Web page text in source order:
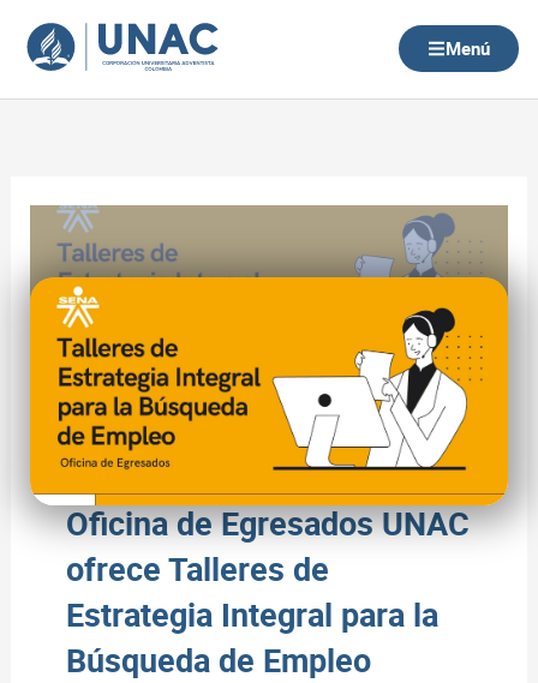
contenido
Menú
Oficina de Egresados UNAC
ofrece Talleres de
Estrategia Integral para la
Búsqueda de Empleo